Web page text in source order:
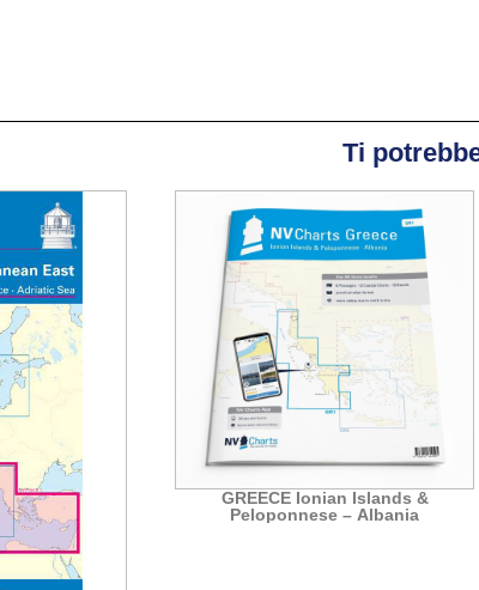
Ti
GREECE Ionian Islands &
Peloponnese – Albania